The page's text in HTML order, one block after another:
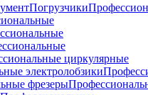
Погрузчики
циркулярные
электролобзики
фрезеры